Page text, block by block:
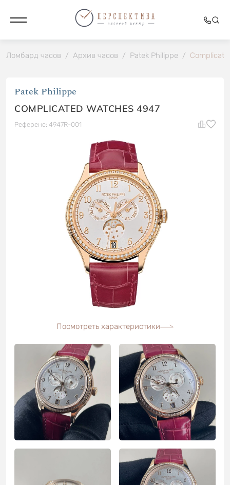
Ломбард часов / Архив часов / Patek Philippe /
Patek Philippe
COMPLICATED WATCHES 4947
Референс: 4947R-001
Посмотреть характеристики